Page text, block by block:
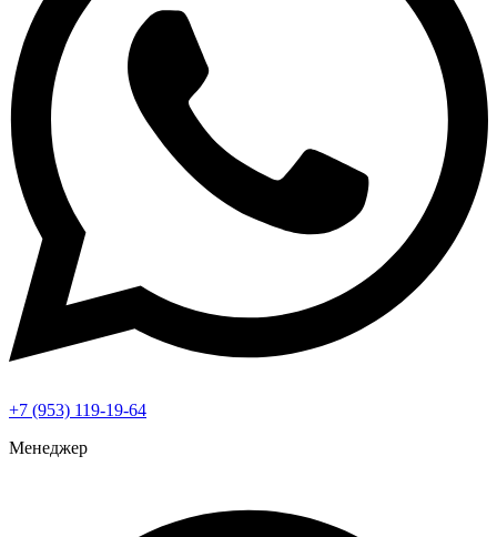
+7 (953) 119-19-64
Менеджер